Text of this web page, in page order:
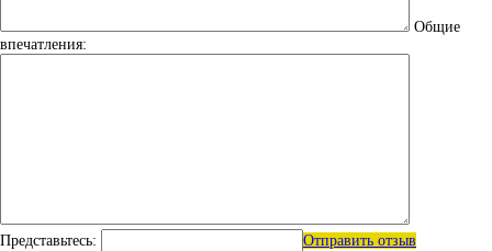
Общие
впечатления:
Представьтесь: Отправить отзыв